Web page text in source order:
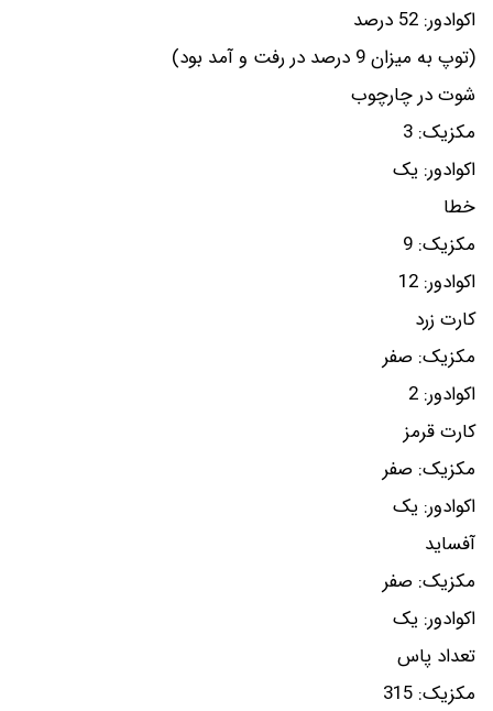
اکوادور: 52 درصد
(توپ به میزان 9 درصد در رفت و آمد بود)
شوت در چارچوب
مکزیک: 3
اکوادور: یک
خطا
مکزیک: 9
اکوادور: 12
کارت زرد
مکزیک: صفر
اکوادور: 2
کارت قرمز
مکزیک: صفر
اکوادور: یک
آفساید
مکزیک: صفر
اکوادور: یک
تعداد پاس
مکزیک: 315